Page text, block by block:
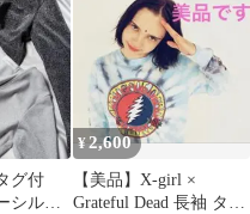
グ付
シルバ
¥2,600
【美品】X-girl ×
Grateful Dead 長袖 タイ